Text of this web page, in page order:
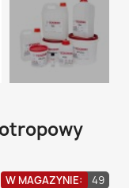
W MAGAZYNIE: 49